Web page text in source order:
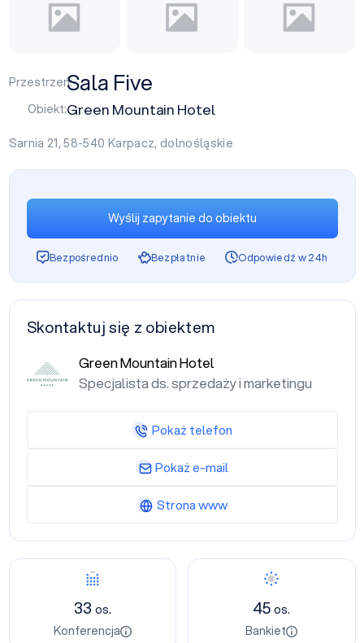
Przestrzeń:Sala Five
Obiekt:Green Mountain Hotel
Sarnia 21, 58-540 Karpacz, dolnośląskie
33 os.
Konferencja
45os.
Bankiet
Wyślij zapytanie do obiektu
Bezpośrednio Bezpłatnie Odpowiedź w 24h
Skontaktuj się z obiektem
Green Mountain Hotel
Specjalista ds. sprzedaży i marketingu
Pokaż telefon
Pokaż e-mail
Strona www